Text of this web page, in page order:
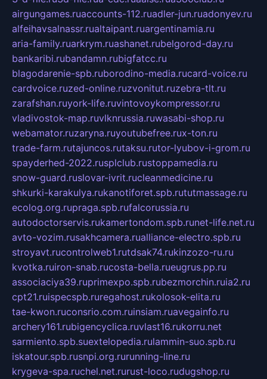
airgungames.ruaccounts-112.ruadler-jun.ruadonyev.ru
alfeihavsalnassr.rualtaipant.ruargentinamia.ru
aria-family.ruarkrym.ruashanet.rubelgorod-day.ru
bankaribi.rubandamn.rubigfatcc.ru
blagodarenie-spb.ruborodino-media.rucard-voice.ru
cardvoice.ruzed-online.ruzvonitut.ruzebra-tlt.ru
zarafshan.ruyork-life.ruvintovoykompressor.ru
vladivostok-map.ruvlknrussia.ruwasabi-shop.ru
webamator.ruzaryna.ruyoutubefree.rux-ton.ru
trade-farm.rutajuncos.rutaksu.rutor-lyubov-i-grom.ru
spayderhed-2022.rusplclub.rustoppamedia.ru
snow-guard.ruslovar-ivrit.rucleanmedicine.ru
shkurki-karakulya.rukanotiforet.spb.rututmassage.ru
ecolog.org.rupraga.spb.rufalcorussia.ru
autodoctorservis.rukamertondom.spb.runet-life.net.ru
avto-vozim.rusakhcamera.rualliance-electro.spb.ru
stroyavt.rucontrolweb1.rutdsak74.rukinzozo-ru.ru
kvotka.ruiron-snab.rucosta-bella.rueugrus.pp.ru
associaciya39.ruprimexpo.spb.rubezmorchin.ruia2.ru
cpt21.ruispecspb.ruregahost.rukolosok-elita.ru
tae-kwon.ruconsrio.com.ruinsiam.ruavegainfo.ru
archery161.rubigencyclica.ruvlast16.rukorru.net
sarmiento.spb.suextelopedia.rulammin-suo.spb.ru
iskatour.spb.rusnpi.org.rurunning-line.ru
krygeva-spa.ruchel.net.rurust-loco.rudugshop.ru